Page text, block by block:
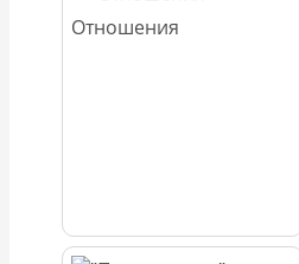
Отношения